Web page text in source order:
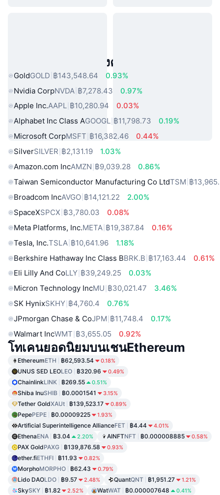
สินทรัพย์ในโลกแห่งความจริงยอดนิยม
GoldGOLD ฿143,548.64
0.93%
Nvidia CorpNVDA ฿7,278.43
0.97%
Apple Inc.AAPL ฿10,280.94
0.03%
Alphabet Inc Class AGOOGL ฿11,798.73
0.19%
Microsoft CorpMSFT ฿16,382.46
0.44%
SilverSILVER ฿2,131.19
1.03%
Amazon.com IncAMZN ฿9,039.28
0.86%
Taiwan Semiconductor Manufacturing Co LtdTSM ฿
Broadcom IncAVGO ฿14,121.22
2.00%
SpaceXSPCX ฿3,780.03
0.08%
Meta Platforms, Inc.META ฿19,387.84
0.16%
Tesla, Inc.TSLA ฿10,641.96
1.18%
Berkshire Hathaway Inc Class BBRK.B ฿17,163.44
0.61%
Eli Lilly And CoLLY ฿39,249.25
0.03%
Micron Technology IncMU ฿30,021.47
3.46%
SK HynixSKHY ฿4,760.4
0.76%
JPmorgan Chase & CoJPM ฿11,748.4
0.17%
Walmart IncWMT ฿3,655.05 0.92%
โทเคนยอดนิยมบนเชนEthereum
EthereumETH ฿62,593.54 0.18%
UNUS SED LEOLEO ฿320.96 0.49%
ChainlinkLINK ฿269.55 0.51%
Shiba InuSHIB ฿0.0001541 3.15%
Tether GoldXAUt ฿139,523.17 0.89%
PepePEPE ฿0.00009225 1.93%
Artificial Superintelligence AllianceFET ฿4.44 4.01%
EthenaENA ฿3.04 2.20% AINFTNFT ฿0.000008885 0.58%
PAX GoldPAXG ฿139,876.58 0.93%
ether.fiETHFI ฿11.93 0.82%
MorphoMORPHO ฿62.43 0.79%
Lido DAOLDO ฿9.57 2.48% QuantQNT ฿1,951.27 1.21%
SkySKY ฿1.82 2.52% WatWAT ฿0.000007648 0.41%